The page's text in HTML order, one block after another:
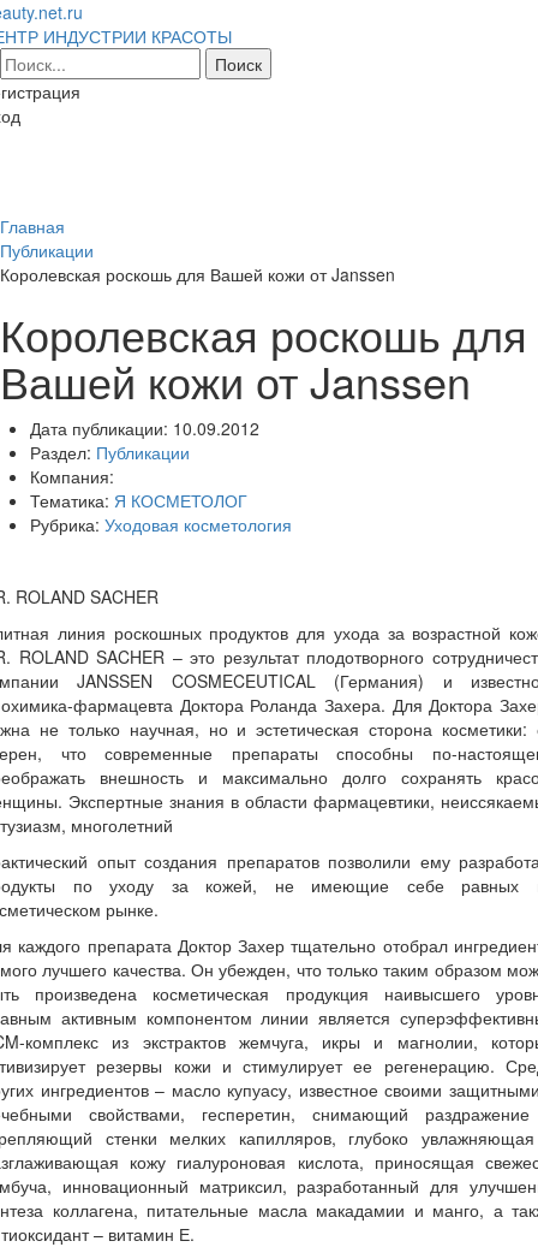
ИНДУСТРИИ КРАСОТЫ
Главная
Публикации
Королевская роскошь для Вашей кожи от Janssen
Королевская роскошь для
Вашей кожи от Janssen
Дата публикации: 10.09.2012
Раздел: Публикации
Компания:
Тематика: Я КОСМЕТОЛОГ
Рубрика: Уходовая косметология
ROLAND SACHER
линия роскошных продуктов для ухода за возрастной
ROLAND SACHER – это результат плодотворного
JANSSEN COSMECEUTICAL (Германия) и
фармацевта Доктора Роланда Захера. Для Доктора
не только научная, но и эстетическая сторона косметики:
что современные препараты способны по-
внешность и максимально долго сохранять
Экспертные знания в области фармацевтики,
многолетний
опыт создания препаратов позволили ему
по уходу за кожей, не имеющие себе равных
рынке.
каждого препарата Доктор Захер тщательно отобрал
лучшего качества. Он убежден, что только таким образом
произведена косметическая продукция наивысшего
активным компонентом линии является
комплекс из экстрактов жемчуга, икры и магнолии,
резервы кожи и стимулирует ее регенерацию.
ингредиентов – масло купуасу, известное своими
свойствами, гесперетин, снимающий
стенки мелких капилляров, глубоко
кожу гиалуроновая кислота, приносящая
инновационный матриксил, разработанный для
коллагена, питательные масла макадамии и манго, а
– витамин Е.